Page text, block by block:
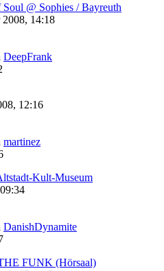
@ Sophies / Bayreuth
2008, 14:18
DeepFrank
12:16
martinez
Kult-Museum
DanishDynamite
FUNK (Hörsaal)